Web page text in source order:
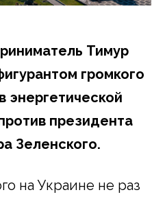
Тимур
громкого
энергетической
президента
Зеленского.
на Украине не раз